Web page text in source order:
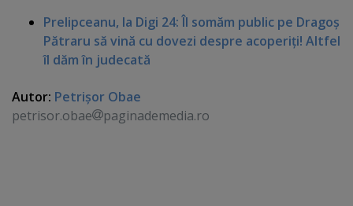
Prelipceanu, la Digi 24: Îl somăm public pe Dragoş
Pătraru să vină cu dovezi despre acoperiţi! Altfel
îl dăm în judecată
Autor: Petrişor Obae
petrisor.obae
paginademedia.ro